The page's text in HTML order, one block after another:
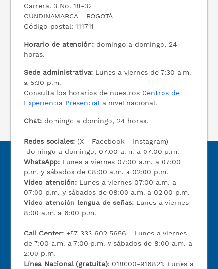
Carrera. 3 No. 18-32
CUNDINAMARCA - BOGOTÁ
Código postal: 111711
Horario de atención: domingo a domingo, 24
horas.
Sede administrativa: Lunes a viernes de 7:30 a.m.
a 5:30 p.m.
Consulta los horarios de nuestros Centros de
Experiencia Presencial a nivel nacional.
Chat: domingo a domingo, 24 horas.
Redes sociales: (X - Facebook - Instagram)
domingo a domingo, 07:00 a.m. a 07:00 p.m.
WhatsApp: Lunes a viernes 07:00 a.m. a 07:00
p.m. y sábados de 08:00 a.m. a 02:00 p.m.
Video atención: Lunes a viernes 07:00 a.m. a
07:00 p.m. y sábados de 08:00 a.m. a 02:00 p.m.
Video atención lengua de señas: Lunes a viernes
8:00 a.m. a 6:00 p.m.
Call Center:+57 333 602 5656 - Lunes a viernes
de 7:00 a.m. a 7:00 p.m. y sábados de 8:00 a.m. a
2:00 p.m.
Línea Nacional (gratuita): 018000-916821. Lunes a